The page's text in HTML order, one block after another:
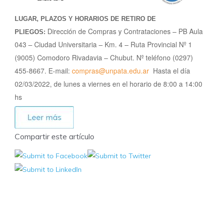
LUGAR, PLAZOS Y HORARIOS DE RETIRO DE
PLIEGOS: Dirección de Compras y Contrataciones – PB Aula
043 – Ciudad Universitaria – Km. 4 – Ruta Provincial Nº 1
(9005) Comodoro Rivadavia – Chubut. Nº teléfono (0297)
455-8667. E-mail: compras@unpata.edu.ar Hasta el día
02/03/2022, de lunes a viernes en el horario de 8:00 a 14:00
hs
Compartir este artículo